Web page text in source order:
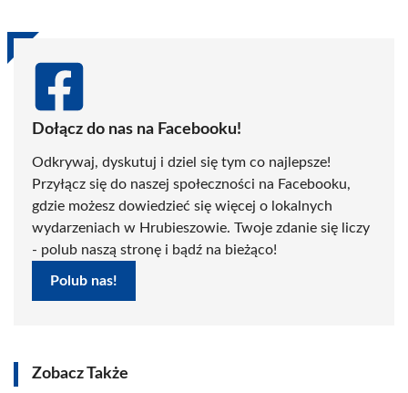
Dołącz do nas na Facebooku!
Odkrywaj, dyskutuj i dziel się tym co najlepsze!
Przyłącz się do naszej społeczności na Facebooku,
gdzie możesz dowiedzieć się więcej o lokalnych
wydarzeniach w Hrubieszowie. Twoje zdanie się liczy
- polub naszą stronę i bądź na bieżąco!
Polub nas!
Zobacz Także